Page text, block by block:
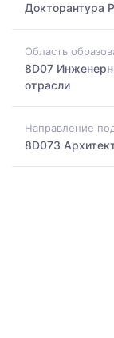
Докторантура
Область
8D07
отрасли
Направление
8D073